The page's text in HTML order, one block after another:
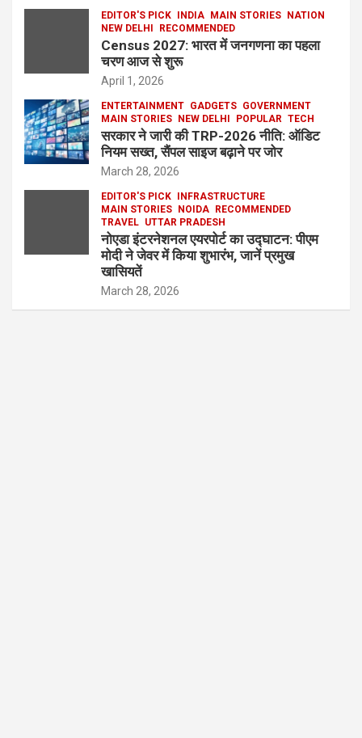
EDITOR'S PICK INDIA MAIN STORIES
NATION
NEW DELHI
RECOMMENDED
Census 2027: भारत में जनगणना का पहला
चरण आज से शुरू
April 1, 2026
ENTERTAINMENT GADGETS GOVERNMENT
MAIN STORIES
NEW DELHI POPULAR TECH
सरकार ने जारी की TRP-2026 नीति: ऑडिट
नियम सख्त, सैंपल साइज बढ़ाने पर जोर
March 28, 2026
EDITOR'S PICK
INFRASTRUCTURE
MAIN STORIES
NOIDA
RECOMMENDED
TRAVEL UTTAR PRADESH
नोएडा इंटरनेशनल एयरपोर्ट का उद्घाटन: पीएम
मोदी ने जेवर में किया शुभारंभ, जानें प्रमुख
खासियतें
March 28, 2026